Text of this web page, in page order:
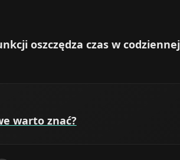
oszczędza czas w codziennej
warto znać?